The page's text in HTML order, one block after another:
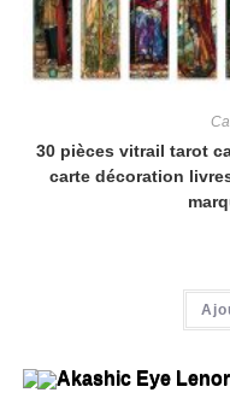
30 pièces vitrail tarot
carte décoration